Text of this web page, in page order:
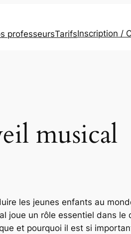
professeursTarifsInscription /
musical
les jeunes enfants au
joue un rôle essentiel dans
et pourquoi il est si